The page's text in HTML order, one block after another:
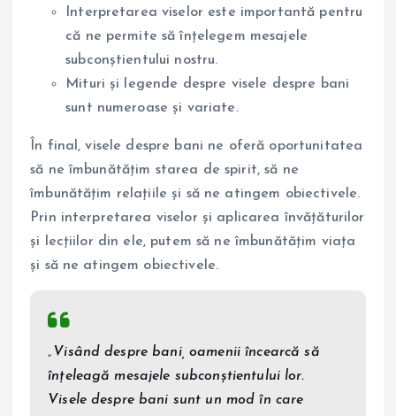
Interpretarea viselor este importantă pentru
că ne permite să înțelegem mesajele
subconștientului nostru.
Mituri și legende despre visele despre bani
sunt numeroase și variate.
În final, visele despre bani ne oferă oportunitatea
să ne îmbunătățim starea de spirit, să ne
îmbunătățim relațiile și să ne atingem obiectivele.
Prin interpretarea viselor și aplicarea învățăturilor
și lecțiilor din ele, putem să ne îmbunătățim viața
și să ne atingem obiectivele.
„Visând despre bani, oamenii încearcă să
înțeleagă mesajele subconștientului lor.
Visele despre bani sunt un mod în care